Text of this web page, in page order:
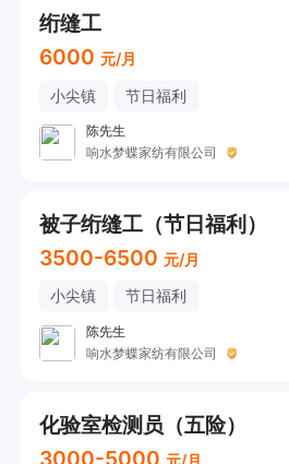
绗缝工
6000 元/月
小尖镇 节日福利
陈先生
响水梦蝶家纺有限公司
被子绗缝工（节日福利）
3500-6500 元/月
小尖镇 节日福利
陈先生
响水梦蝶家纺有限公司
化验室检测员（五险）
3000-5000 元/月